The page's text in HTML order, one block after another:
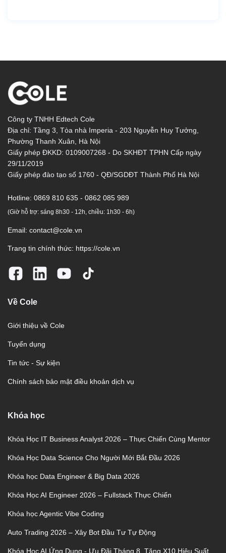
Công ty TNHH Edtech Cole
Địa chỉ: Tầng 3, Tòa nhà Imperia - 203 Nguyễn Huy Tưởng,
Phường Thanh Xuân, Hà Nội
Giấy phép ĐKKD: 0109007268 - Do SKHĐT TPHN Cấp ngày
29/11/2019
Giấy phép đào tạo số 1760 - QĐ/SGDĐT Thành Phố Hà Nội
Hotline: 0869 810 635 - 0862 085 989
(Giờ hỗ trợ: sáng 8h30 - 12h, chiều: 1h30 - 6h)
Email: contact@cole.vn
Trang tin chính thức: https://cole.vn
Về Cole
Giới thiệu về Cole
Tuyển dụng
Tin tức - Sự kiện
Chính sách bảo mật điều khoản dịch vụ
Khóa học
Khóa Học IT Business Analyst 2026 – Thực Chiến Cùng Mentor
Khóa Học Data Science Cho Người Mới Bắt Đầu 2026
Khóa học Data Engineer & Big Data 2026
Khóa Học AI Engineer 2026 – Fullstack Thực Chiến
Khóa học Agentic Vibe Coding
Auto Trading 2026 – Xây Bot Đầu Tư Tự Động
Khóa Học AI Ứng Dụng - Ưu Đãi Tháng 8, Tăng X10 Hiệu Suất